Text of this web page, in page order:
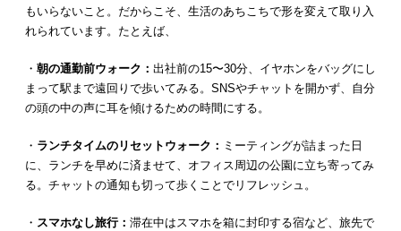
もいらないこと。だからこそ、生活のあちこちで形を変えて取り入
れられています。たとえば、
・ 朝の通勤前ウォーク： 出社前の15〜30分、イヤホンをバッグにし
まって駅まで遠回りで歩いてみる。SNSやチャットを開かず、自分
の頭の中の声に耳を傾けるための時間にする。
・ ランチタイムのリセットウォーク： ミーティングが詰まった日
に、ランチを早めに済ませて、オフィス周辺の公園に立ち寄ってみ
る。チャットの通知も切って歩くことでリフレッシュ。
・ スマホなし旅行： 滞在中はスマホを箱に封印する宿など、旅先で